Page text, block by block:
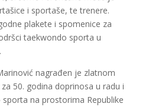
i sportaše, te trenere.
plakete i spomenice za
taekwondo sporta u
nagrađen je zlatnom
50. godina doprinosa u radu i
na prostorima Republike